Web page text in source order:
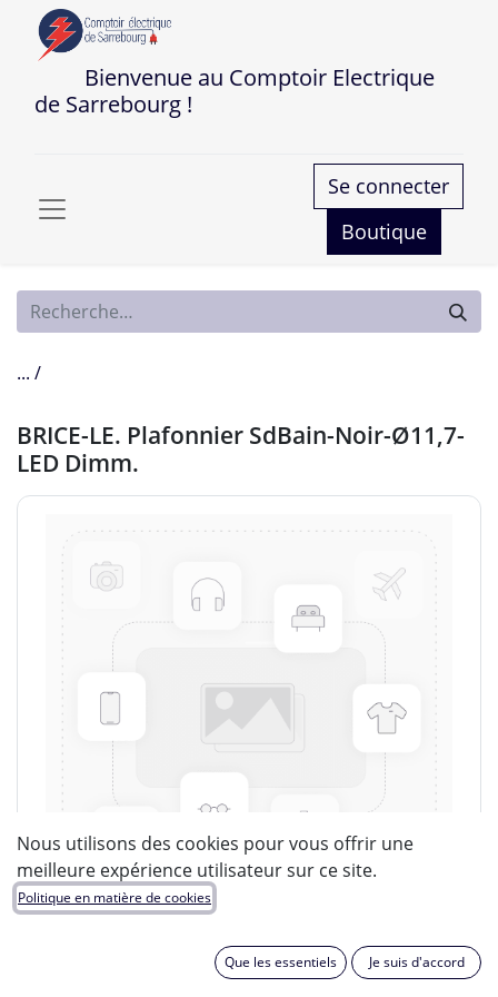
Bienvenue au Comptoir Electrique
de Sarrebourg !
Se connecter
Boutique
... /
BRICE-LE. Plafonnier SdBain-Noir-Ø11,7-
LED Dimm.
Nous utilisons des cookies pour vous offrir une
meilleure expérience utilisateur sur ce site.
Politique en matière de cookies
Que les essentiels Je suis d'accord